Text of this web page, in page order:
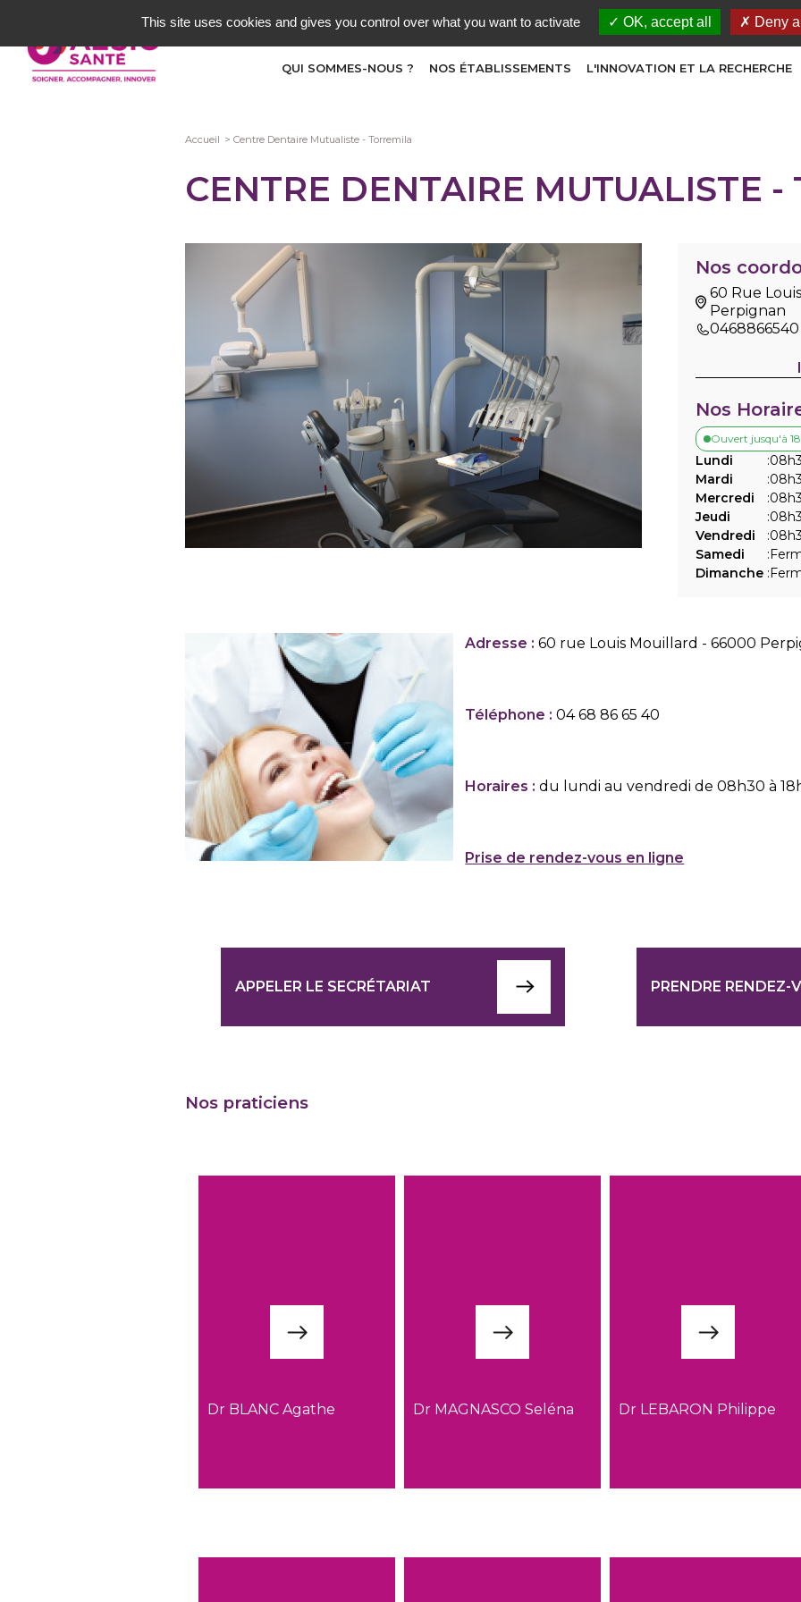
contenu
principal
QUI SOMMES-NOUS ? NOS ÉTABLISSEMENTS L'INNOVATION ET LA RECHERCHE
Fil
d'Ariane
Accueil Centre Dentaire Mutualiste - Torremila
CENTRE DENTAIRE MUTUALISTE -
Nos
60 Rue
Perpignan
0468866540
Nos
Ouvert jusqu'à
Lundi :
Mardi
:
Mercredi
:
Jeudi
:
Vendredi
:
Samedi
:
Dimanche :
Adresse : 60 rue Louis Mouillard - 66000
Téléphone : 04 68 86 65 40
Horaires : du lundi au vendredi de 08h30 à
Prise de rendez-vous en ligne
APPELER LE SECRÉTARIAT PRENDRE RENDEZ-
Nos praticiens
Dr BLANC Agathe Dr MAGNASCO Seléna Dr LEBARON Philippe
This site uses cookies and gives you control over what you want to activate OK, accept all Deny